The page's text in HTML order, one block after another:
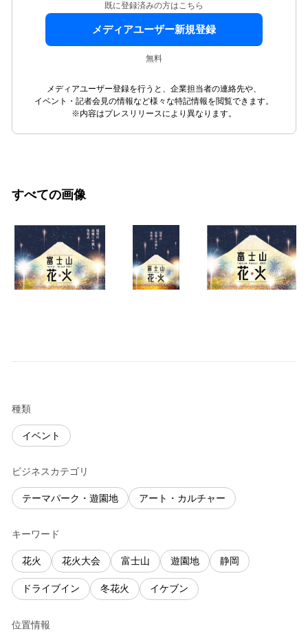
既に登録済みの方はこちら
メディアユーザー新規登録
無料
メディアユーザー登録を行うと、企業担当者の連絡先や、
イベント・記者会見の情報など様々な特記情報を閲覧できます。
※内容はプレスリリースにより異なります。
すべての画像
種類
イベント
ビジネスカテゴリ
テーマパーク・遊園地 アート・カルチャー
キーワード
花火 花火大会 富士山 遊園地 静岡
ドライブイン 冬花火 イケブン
位置情報